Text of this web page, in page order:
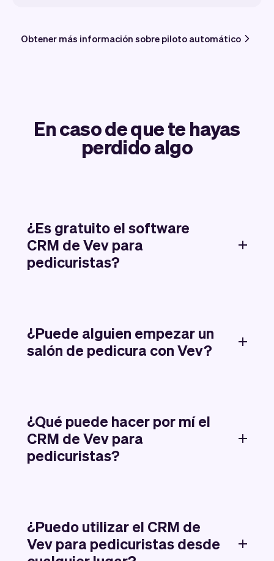
Obtener más información sobre piloto automático
En caso de que te hayas
perdido algo
¿Es gratuito el software
CRM de Vev para
pedicuristas?
¿Puede alguien empezar un
salón de pedicura con Vev?
¿Qué puede hacer por mí el
CRM de Vev para
pedicuristas?
¿Puedo utilizar el CRM de
Vev para pedicuristas desde